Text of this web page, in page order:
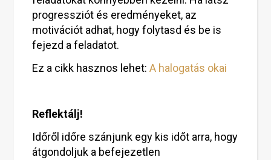
progressziót és eredményeket, az
motivációt adhat, hogy folytasd és be is
fejezd a feladatot.
Ez a cikk hasznos lehet: A halogatás okai
Reflektálj!
Időről időre szánjunk egy kis időt arra, hogy
átgondoljuk a befejezetlen